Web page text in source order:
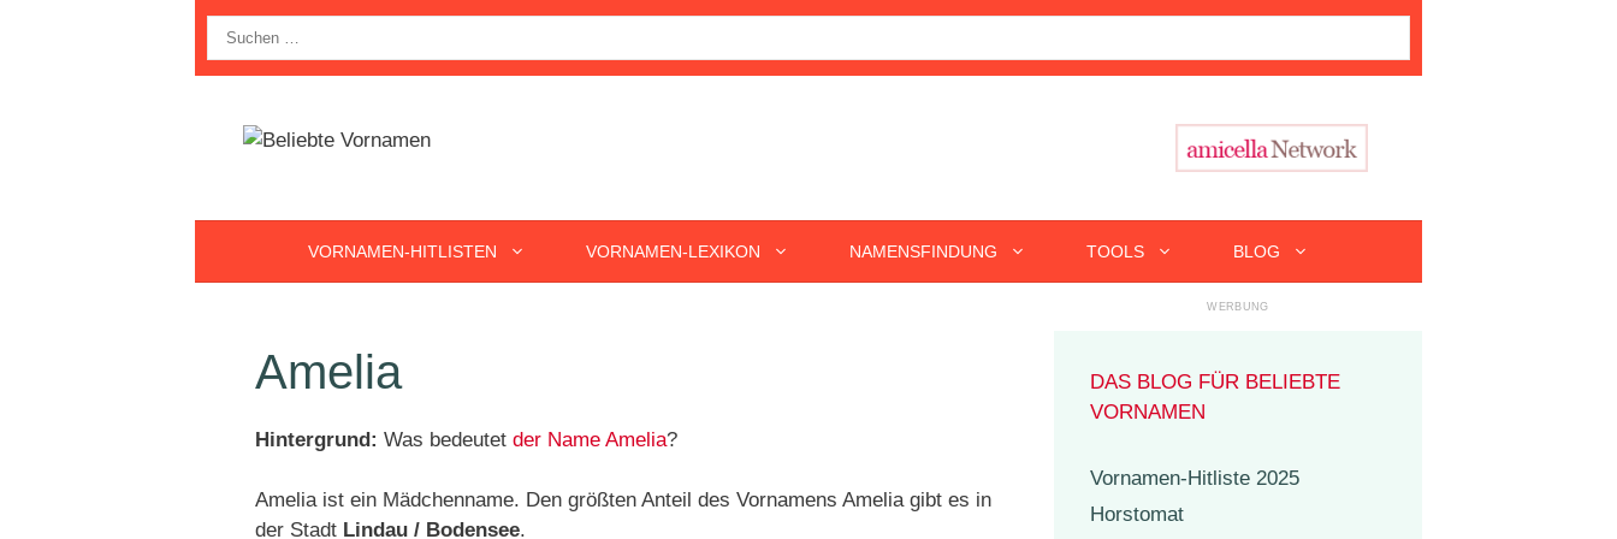
nach:
VORNAMEN-HITLISTEN VORNAMEN-LEXIKON NAMENSFINDUNG TOOLS BLOG
Amelia
Hintergrund: Was bedeutet der Name Amelia?
Amelia ist ein Mädchenname. Den größten Anteil des Vornamens Amelia gibt es in
der Stadt Lindau / Bodensee.
DAS BLOG FÜR BELIEBTE
VORNAMEN
Vornamen-Hitliste 2025
Horstomat